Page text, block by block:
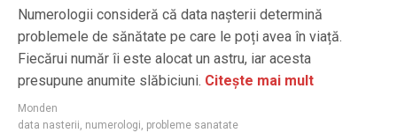
Numerologii consideră că data nașterii determină
problemele de sănătate pe care le poți avea în viață.
Fiecărui număr îi este alocat un astru, iar acesta
presupune anumite slăbiciuni. Citește mai mult
Monden
data nasterii numerologi probleme sanatate